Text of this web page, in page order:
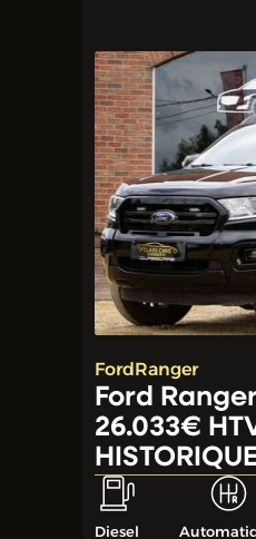
Ford Ranger
Ford
26.033€
Diesel